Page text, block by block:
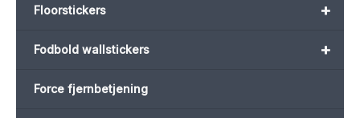
+
Floorstickers
+
Fodbold wallstickers
Force fjernbetjening